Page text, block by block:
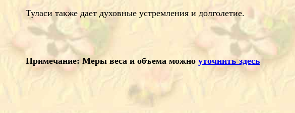
Туласи также дает духовные устремления и долголетие.
Примечание: Меры веса и объема можно уточнить здесь